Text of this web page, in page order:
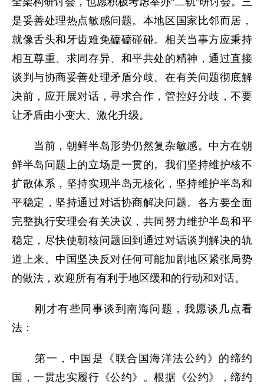
是妥善处理热点敏感问题。本地区国家比邻而居，
就像舌头和牙齿难免磕磕碰碰。相关当事方应秉持
相互尊重、求同存异、和平共处的精神，通过直接
谈判与协商妥善处理矛盾分歧。在有关问题彻底解
决前，应开展对话，寻求合作，管控好分歧，不要
让矛盾由小变大、激化升级。
当前，朝鲜半岛形势仍然复杂敏感。中方在朝
鲜半岛问题上的立场是一贯的。我们坚持维护核不
扩散体系，坚持实现半岛无核化，坚持维护半岛和
平稳定，坚持通过对话协商解决问题。各方要全面
完整执行安理会有关决议，共同努力维护半岛和平
稳定，尽快使朝核问题回到通过对话谈判解决的轨
道上来。中国坚决反对任何可能加剧地区紧张局势
的做法，欢迎所有有利于地区缓和的行动和对话。
刚才有些同事谈到南海问题，我愿谈几点看
法：
第一，中国是《联合国海洋法公约》的缔约
国，一贯忠实履行《公约》。根据《公约》，缔约